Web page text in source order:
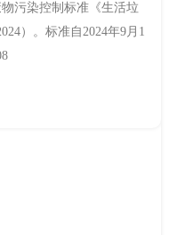
污染控制标准《生活垃
）。标准自2024年9月1